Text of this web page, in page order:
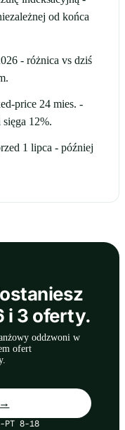
od końca
- różnica vs dziś
price 24 mies. -
12%.
1 lipca - później
i 3 oferty.
oddzwoni w
ofert
8-18